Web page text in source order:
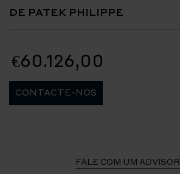
DE PATEK PHILIPPE
€60.126,00
CONTACTE-NOS
FALE COM UM ADVISOR